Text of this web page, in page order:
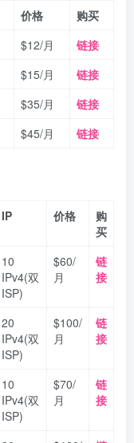
价格
购买
$12/月
链接
$15/月
链接
$35/月
链接
$45/月 链接
IP 价格
购
买
10
IPv4(双
ISP)
$60/
月
链
接
20
IPv4(双
ISP)
$100/
月
链
接
10
IPv4(双
ISP)
$70/
月
链
接